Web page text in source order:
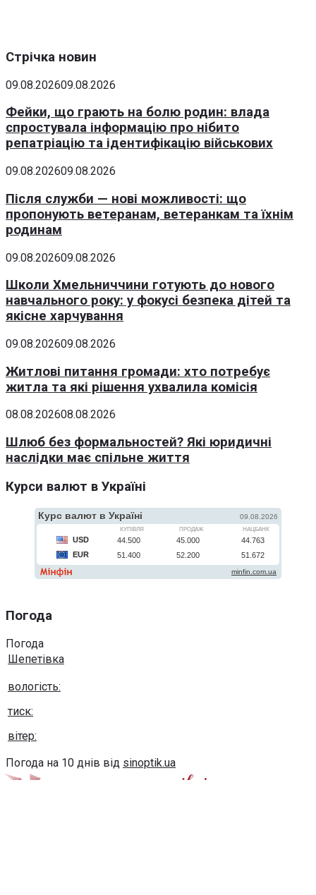
Стрічка новин
09.08.202609.08.2026
Фейки, що грають на болю родин: влада
спростувала інформацію про нібито
репатріацію та ідентифікацію військових
09.08.202609.08.2026
Після служби — нові можливості: що
пропонують ветеранам, ветеранкам та їхнім
родинам
09.08.202609.08.2026
Школи Хмельниччини готують до нового
навчального року: у фокусі безпека дітей та
якісне харчування
09.08.202609.08.2026
Житлові питання громади: хто потребує
житла та які рішення ухвалила комісія
08.08.202608.08.2026
Шлюб без формальностей? Які юридичні
наслідки має спільне життя
Курси валют в Україні
Погода
Погода
Шепетівка
вологість:
тиск:
вітер:
Погода на 10 днів від sinoptik.ua